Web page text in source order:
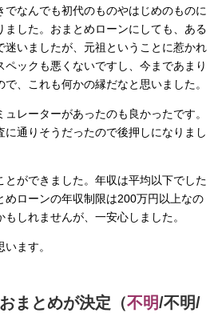
でなんでも初代のものやはじめのものに
ました。おまとめローンにしても、ある
迷いましたが、元祖ということに惹かれ
ックも悪くないですし、今まであまり
、これも何かの縁だなと思いました。
レーターがあったのも良かったです。
に通りそうだったので後押しになりまし
とができました。年収は平均以下でした
めローンの年収制限は200万円以上なの
しれませんが、一安心しました。
ます。
まとめが決定（不明/不明/